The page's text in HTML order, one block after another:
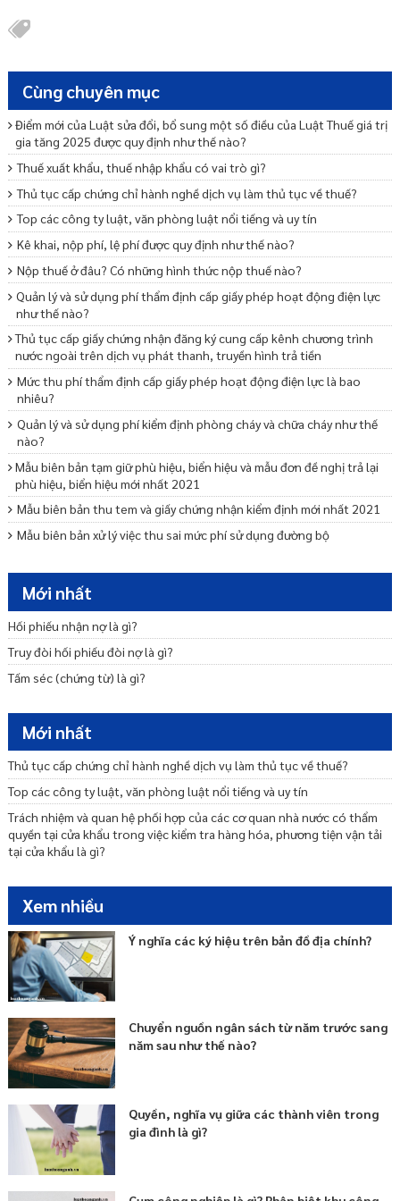
Cùng chuyên mục
Điểm mới của Luật sửa đổi, bổ sung một số điều của Luật Thuế giá trị
gia tăng 2025 được quy định như thế nào?
Thuế xuất khẩu, thuế nhập khẩu có vai trò gì?
Thủ tục cấp chứng chỉ hành nghề dịch vụ làm thủ tục về thuế?
Top các công ty luật, văn phòng luật nổi tiếng và uy tín
Kê khai, nộp phí, lệ phí được quy định như thế nào?
Nộp thuế ở đâu? Có những hình thức nộp thuế nào?
Quản lý và sử dụng phí thẩm định cấp giấy phép hoạt động điện lực
như thế nào?
Thủ tục cấp giấy chứng nhận đăng ký cung cấp kênh chương trình
nước ngoài trên dịch vụ phát thanh, truyền hình trả tiền
Mức thu phí thẩm định cấp giấy phép hoạt động điện lực là bao
nhiêu?
Quản lý và sử dụng phí kiểm định phòng cháy và chữa cháy như thế
nào?
Mẫu biên bản tạm giữ phù hiệu, biển hiệu và mẫu đơn đề nghị trả lại
phù hiệu, biển hiệu mới nhất 2021
Mẫu biên bản thu tem và giấy chứng nhận kiểm định mới nhất 2021
Mẫu biên bản xử lý việc thu sai mức phí sử dụng đường bộ
điều kiện đăng ký tạm dừng lưu hành 2021
Mẫu quyết định về việc trả lại/bù trừ phí sử dụng đường bộ mới nhất
2021
Mẫu thông báo về việc chưa đủ điều kiện thuộc diện không chịu phí
sử dụng đường bộ
Mẫu thông báo về việc không được trả lại/bù trừ tiền phí mới nhất
Mẫu biên bản thu tem nộp phí sử dụng đường bộ mới nhất 2021
Mức thu phí, lệ phí hỗ trợ dịch Covid 19
Mới nhất
Hối phiếu nhận nợ là gì?
Truy đòi hối phiếu đòi nợ là gì?
Tấm séc (chứng từ) là gì?
Mới nhất
Thủ tục cấp chứng chỉ hành nghề dịch vụ làm thủ tục về thuế?
Top các công ty luật, văn phòng luật nổi tiếng và uy tín
Trách nhiệm và quan hệ phối hợp của các cơ quan nhà nước có thẩm
quyền tại cửa khẩu trong việc kiểm tra hàng hóa, phương tiện vận tải
tại cửa khẩu là gì?
Xem nhiều
Ý nghĩa các ký hiệu trên bản đồ địa chính?
Chuyển nguồn ngân sách từ năm trước sang
năm sau như thế nào?
Quyền, nghĩa vụ giữa các thành viên trong
gia đình là gì?